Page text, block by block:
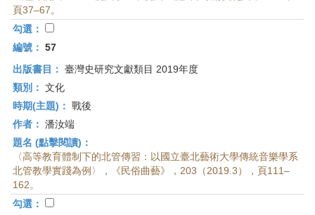
頁37–67。
勾選：
編號： 57
出版書目： 臺灣史研究文獻類目 2019年度
類別： 文化
時期(主題)： 戰後
作者： 潘汝端
題名 (點擊閱讀)：
〈高等教育體制下的北管傳習：以國立臺北藝術大學傳統音樂學系
北管教學實踐為例〉，《民俗曲藝》，203（2019.3），頁111–
162。
勾選：